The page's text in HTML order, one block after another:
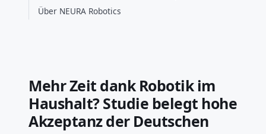
Über NEURA Robotics
Mehr Zeit dank Robotik im
Haushalt? Studie belegt hohe
Akzeptanz der Deutschen